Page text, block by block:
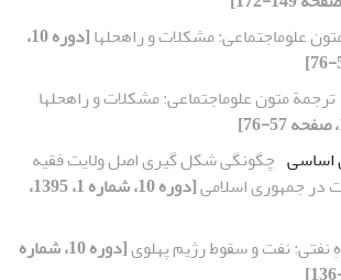
علوماجتماعی: مشکلات و راهحلها
[دوره 10،
ترجمة متون علوماجتماعی: مشکلات و راهحلها
اساسی چگونگی شکل گیری اصل ولایت فقیه
در جمهوری اسلامی
[دوره 10، شماره 1، 1395،
نفتی: نفت و سقوط رژیم پهلوی
[دوره 10، شماره